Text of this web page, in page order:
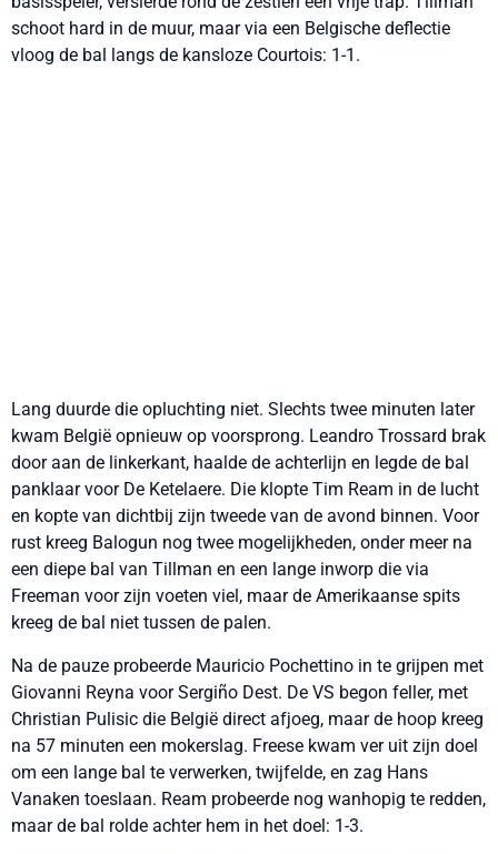
schoot hard in de muur, maar via een Belgische deflectie
vloog de bal langs de kansloze Courtois: 1-1.
Lang duurde die opluchting niet. Slechts twee minuten later
kwam België opnieuw op voorsprong. Leandro Trossard brak
door aan de linkerkant, haalde de achterlijn en legde de bal
panklaar voor De Ketelaere. Die klopte Tim Ream in de lucht
en kopte van dichtbij zijn tweede van de avond binnen. Voor
rust kreeg Balogun nog twee mogelijkheden, onder meer na
een diepe bal van Tillman en een lange inworp die via
Freeman voor zijn voeten viel, maar de Amerikaanse spits
kreeg de bal niet tussen de palen.
Na de pauze probeerde Mauricio Pochettino in te grijpen met
Giovanni Reyna voor Sergiño Dest. De VS begon feller, met
Christian Pulisic die België direct afjoeg, maar de hoop kreeg
na 57 minuten een mokerslag. Freese kwam ver uit zijn doel
om een lange bal te verwerken, twijfelde, en zag Hans
Vanaken toeslaan. Ream probeerde nog wanhopig te redden,
maar de bal rolde achter hem in het doel: 1-3.